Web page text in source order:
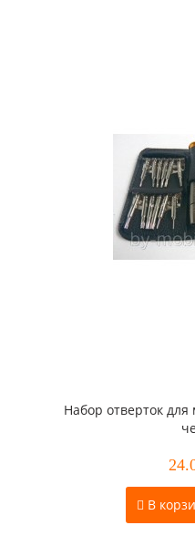
Набор отверток
В